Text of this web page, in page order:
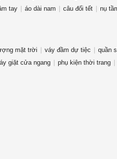
tay áo dài nam câu đối tết nụ
mặt trời váy đầm dự tiệc
quần
giặt cửa ngang phụ kiện thời trang